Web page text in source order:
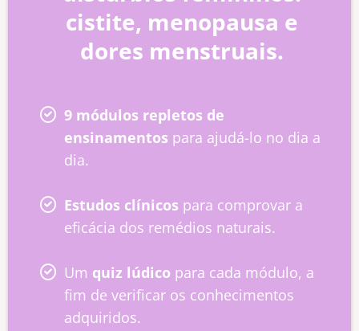
cistite, menopausa e
dores menstruais.
9 módulos repletos de
ensinamentos para ajudá-lo no dia a
dia.
Estudos clínicos para comprovar a
eficácia dos remédios naturais.
Um quiz lúdico para cada módulo, a
fim de verificar os conhecimentos
adquiridos.